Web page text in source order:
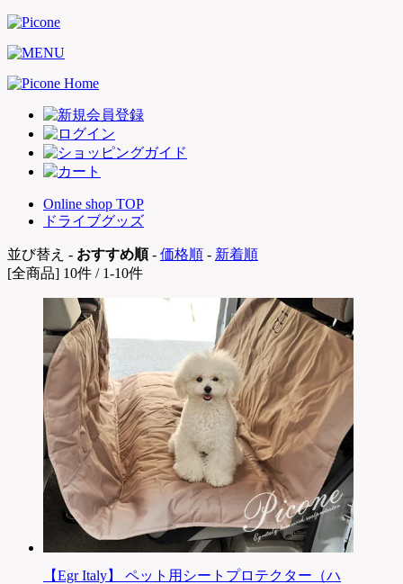
Online shop TOP
ドライブグッズ
並び替え - おすすめ順- 価格順 - 新着順
[全商品] 10件 / 1-10件
【Egr Italy】 ペット用シートプロテクター（ハ